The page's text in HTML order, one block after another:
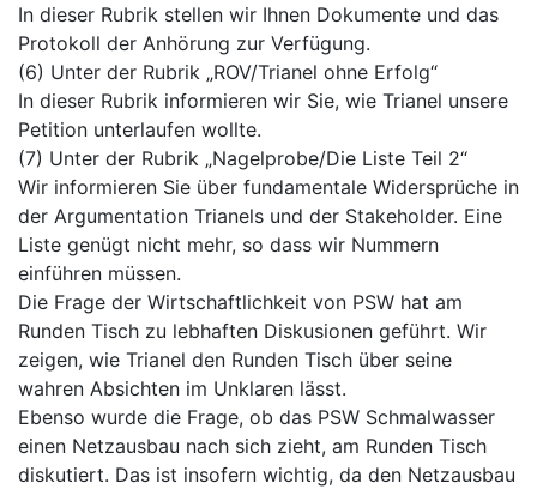
In dieser Rubrik stellen wir Ihnen Dokumente und das
Protokoll der Anhörung zur Verfügung.
(6) Unter der Rubrik „ROV/Trianel ohne Erfolg“
In dieser Rubrik informieren wir Sie, wie Trianel unsere
Petition unterlaufen wollte.
(7) Unter der Rubrik „Nagelprobe/Die Liste Teil 2“
Wir informieren Sie über fundamentale Widersprüche in
der Argumentation Trianels und der Stakeholder. Eine
Liste genügt nicht mehr, so dass wir Nummern
einführen müssen.
Die Frage der Wirtschaftlichkeit von PSW hat am
Runden Tisch zu lebhaften Diskusionen geführt. Wir
zeigen, wie Trianel den Runden Tisch über seine
wahren Absichten im Unklaren lässt.
Ebenso wurde die Frage, ob das PSW Schmalwasser
einen Netzausbau nach sich zieht, am Runden Tisch
diskutiert. Das ist insofern wichtig, da den Netzausbau